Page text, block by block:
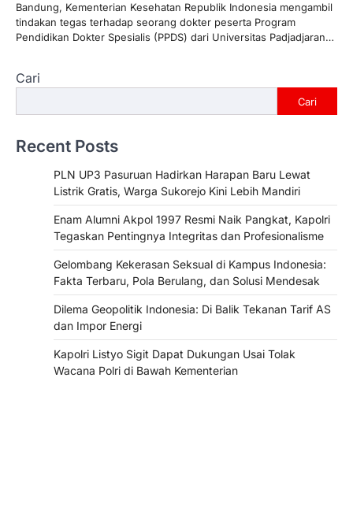
Bandung, Kementerian Kesehatan Republik Indonesia mengambil
tindakan tegas terhadap seorang dokter peserta Program
Pendidikan Dokter Spesialis (PPDS) dari Universitas Padjadjaran…
Cari
Cari
Recent Posts
PLN UP3 Pasuruan Hadirkan Harapan Baru Lewat
Listrik Gratis, Warga Sukorejo Kini Lebih Mandiri
Enam Alumni Akpol 1997 Resmi Naik Pangkat, Kapolri
Tegaskan Pentingnya Integritas dan Profesionalisme
Gelombang Kekerasan Seksual di Kampus Indonesia:
Fakta Terbaru, Pola Berulang, dan Solusi Mendesak
Dilema Geopolitik Indonesia: Di Balik Tekanan Tarif AS
dan Impor Energi
Kapolri Listyo Sigit Dapat Dukungan Usai Tolak
Wacana Polri di Bawah Kementerian